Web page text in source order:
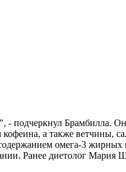
- подчеркнул Брамбилла.
а также ветчины,
омега-3 жирных
Ранее диетолог Мария